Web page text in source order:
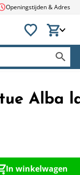
Openingstijden & Adres
Alba
In winkelwagen